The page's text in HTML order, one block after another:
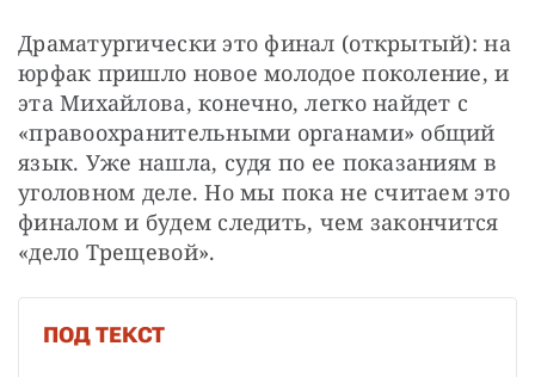
Драматургически это финал (открытый): на
юрфак пришло новое молодое поколение, и
эта Михайлова, конечно, легко найдет с
«правоохранительными органами» общий
язык. Уже нашла, судя по ее показаниям в
уголовном деле. Но мы пока не считаем это
финалом и будем следить, чем закончится
«дело Трещевой».
ПОД ТЕКСТ